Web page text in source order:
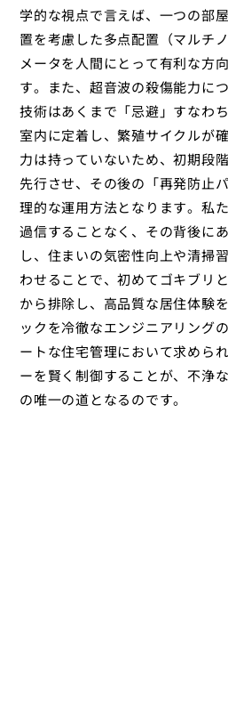
学的な視点で言えば、一つの部
置を考慮した多点配置（マルチ
メータを人間にとって有利な方
す。また、超音波の殺傷能力に
技術はあくまで「忌避」すなわ
室内に定着し、繁殖サイクルが
力は持っていないため、初期段
先行させ、その後の「再発防止
理的な運用方法となります。私
過信することなく、その背後に
し、住まいの気密性向上や清掃
わせることで、初めてゴキブリ
から排除し、高品質な居住体験
ックを冷徹なエンジニアリング
ートな住宅管理において求めら
ーを賢く制御することが、不浄
の唯一の道となるのです。